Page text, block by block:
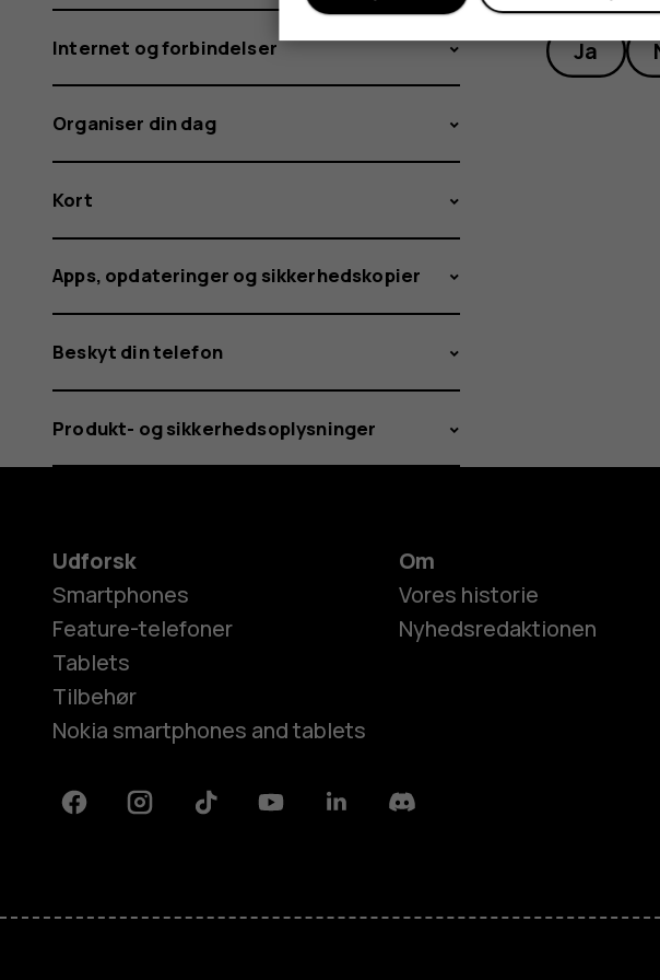
Ja
Internet og forbindelser
Organiser din dag
Kort
Apps, opdateringer og sikkerhedskopier
Beskyt din telefon
Produkt- og sikkerhedsoplysninger
Udforsk
Smartphones
Feature-telefoner
Tablets
Tilbehør
Nokia smartphones and tablets
Om
Vores historie
Nyhedsredaktionen
FacebookInstagramTiktok YoutubeLinkedinDiscord